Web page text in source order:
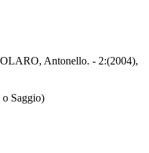
Antonello. - 2:(2004),
Saggio)